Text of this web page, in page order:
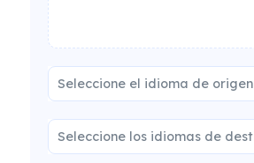
Seleccione el idioma de origen
Seleccione los idiomas de